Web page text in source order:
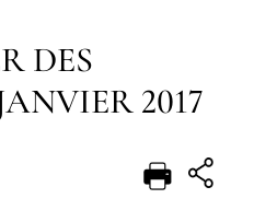
DEUTSCH
DES
2017